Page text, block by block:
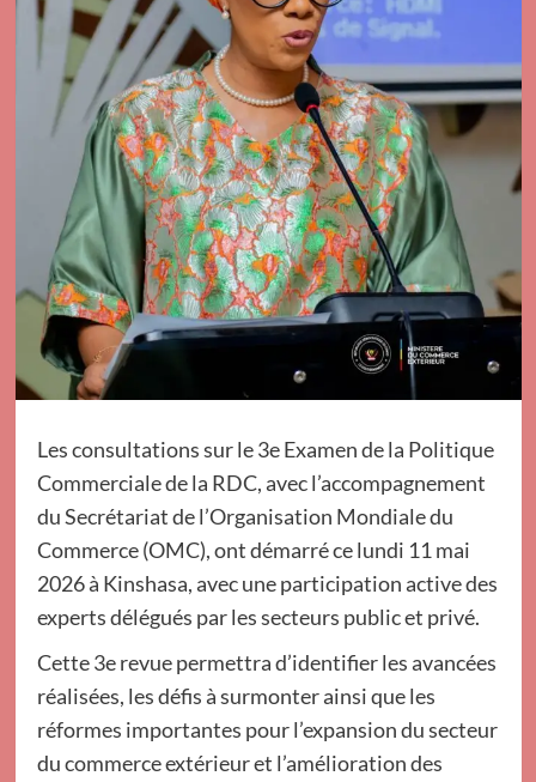
Les consultations sur le 3e Examen de la Politique
Commerciale de la RDC, avec l’accompagnement
du Secrétariat de l’Organisation Mondiale du
Commerce (OMC), ont démarré ce lundi 11 mai
2026 à Kinshasa, avec une participation active des
experts délégués par les secteurs public et privé.
Cette 3e revue permettra d’identifier les avancées
réalisées, les défis à surmonter ainsi que les
réformes importantes pour l’expansion du secteur
du commerce extérieur et l’amélioration des